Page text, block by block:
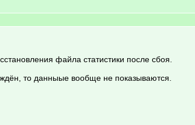
файла статистики после сбоя.
то данныые вообще не показываются.